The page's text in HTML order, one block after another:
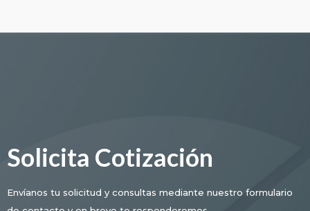
Solicita Cotización
Envíanos tu solicitud y consultas mediante nuestro formulario